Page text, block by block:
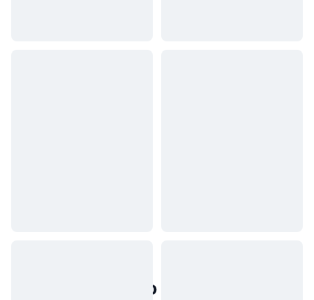
Ativos do Mundo Real Populares